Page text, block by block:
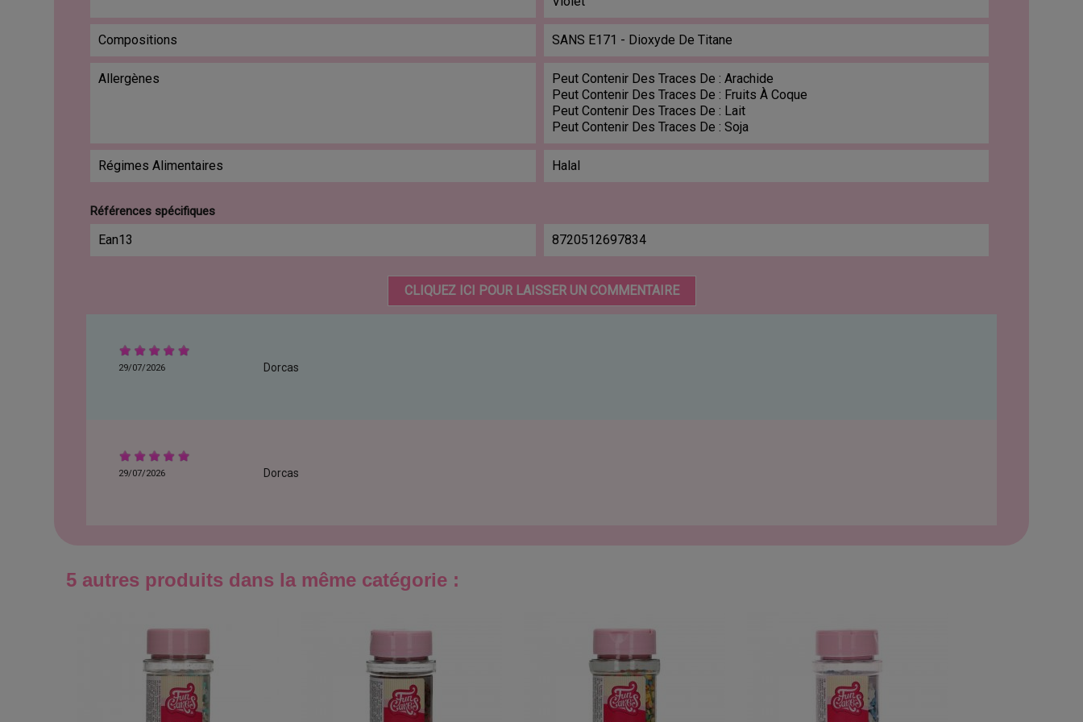
Compositions SANS E171 - Dioxyde De Titane
Allergènes
Peut Contenir Des Traces De : Arachide
Peut Contenir Des Traces De : Fruits À Coque
Peut Contenir Des Traces De : Lait
Peut Contenir Des Traces De : Soja
Régimes Alimentaires Halal
Références spécifiques
Ean13 8720512697834
CLIQUEZ ICI POUR LAISSER UN COMMENTAIRE
29/07/2026 Dorcas
29/07/2026 Dorcas
5 autres produits dans la même catégorie :